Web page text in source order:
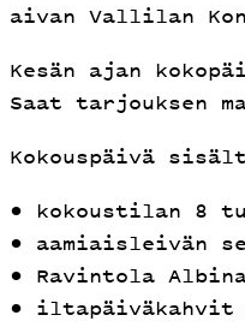
aivan Vallilan
Kesän ajan
Saat tarjouksen
Kokouspäivä
• kokoustilan 8
• aamiaisleivän
• Ravintola
• iltapäiväkahvit